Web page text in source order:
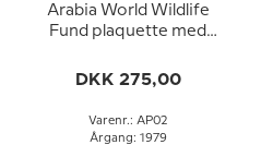
Arabia World Wildlife
Fund plaquette med
DKK 275,00
Varenr.: AP02
Årgang: 1979